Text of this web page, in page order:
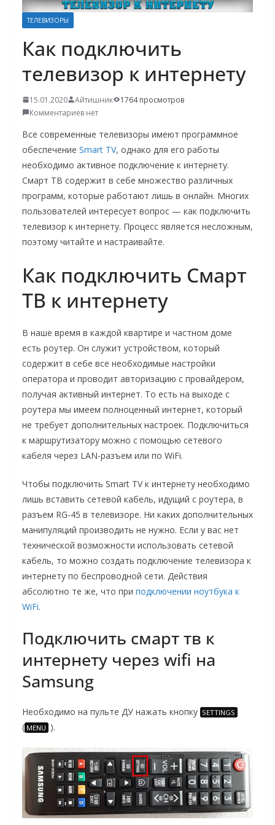
ТЕЛЕВИЗОРЫ
Как подключить
телевизор к интернету
15.01.2020 Айтишник
1764 просмотров
Комментариев нет
Все современные телевизоры имеют программное
обеспечение Smart TV, однако для его работы
необходимо активное подключение к интернету.
Смарт ТВ содержит в себе множество различных
программ, которые работают лишь в онлайн. Многих
пользователей интересует вопрос — как подключить
телевизор к интернету. Процесс является несложным,
поэтому читайте и настраивайте.
Как подключить Смарт
ТВ к интернету
В наше время в каждой квартире и частном доме
есть роутер. Он служит устройством, который
содержит в себе все необходимые настройки
оператора и проводит авторизацию с провайдером,
получая активный интернет. То есть на выходе с
роутера мы имеем полноценный интернет, который
не требует дополнительных настроек. Подключиться
к маршрутизатору можно с помощью сетевого
кабеля через LAN-разъем или по WiFi.
Чтобы подключить Smart TV к интернету необходимо
лишь вставить сетевой кабель, идущий с роутера, в
разъем RG-45 в телевизоре. Ни каких дополнительных
манипуляций производить не нужно. Если у вас нет
технической возможности использовать сетевой
кабель, то можно создать подключение телевизора к
интернету по беспроводной сети. Действия
абсолютно те же, что при подключении ноутбука к
WiFi.
Подключить смарт тв к
интернету через wifi на
Samsung
Необходимо на пульте ДУ нажать кнопку SETTINGS
( MENU ).